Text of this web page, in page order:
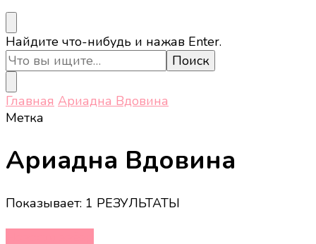
Ищите
что-
то?
Найдите что-нибудь и нажав Enter.
Главная Ариадна Вдовина
Метка
Ариадна Вдовина
Показывает: 1 РЕЗУЛЬТАТЫ